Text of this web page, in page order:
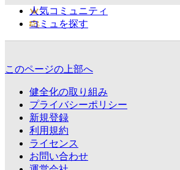
人気コミュニティ
コミュを探す
このページの上部へ
健全化の取り組み
プライバシーポリシー
新規登録
利用規約
ライセンス
お問い合わせ